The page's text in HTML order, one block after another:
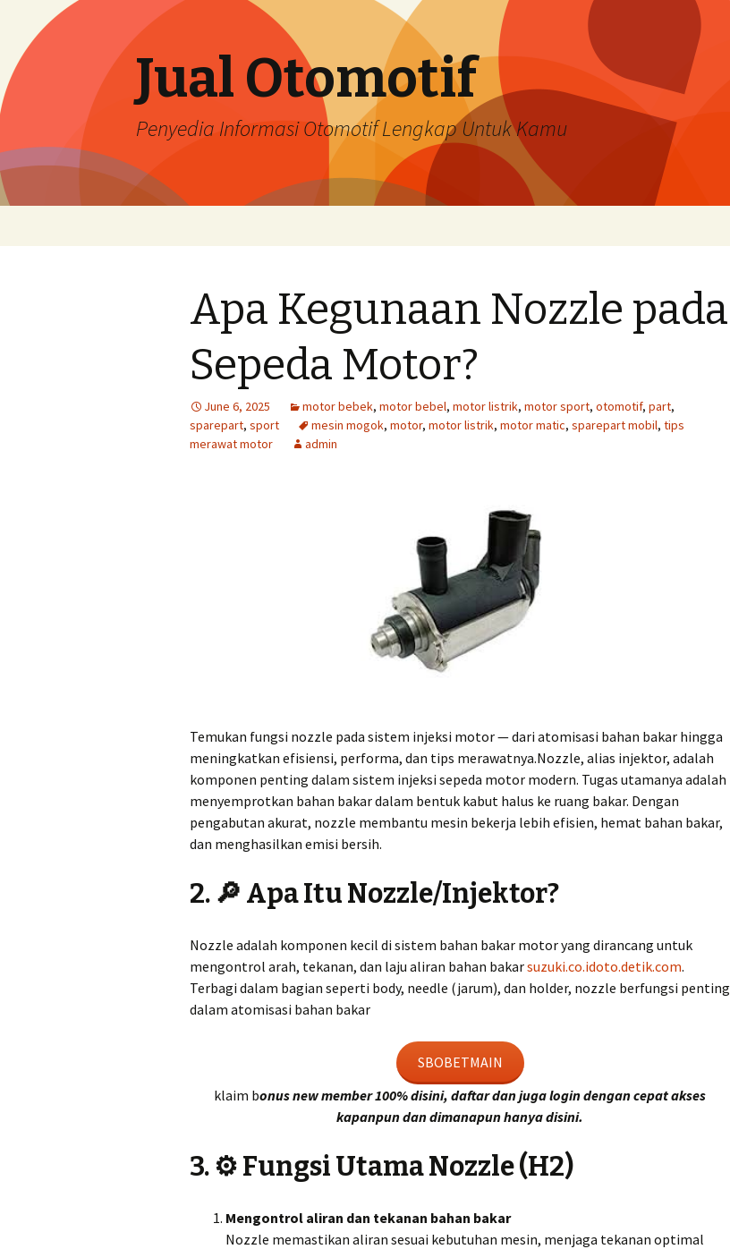
Jual Otomotif
Penyedia Informasi Otomotif Lengkap Untuk Kamu
Apa Kegunaan Nozzle pada
Sepeda Motor?
June 6, 2025 motor bebek, motor bebel, motor listrik, motor sport, otomotif, part,
sparepart, sport mesin mogok, motor, motor listrik, motor matic, sparepart mobil, tips
merawat motor
admin
Temukan fungsi nozzle pada sistem injeksi motor — dari atomisasi bahan bakar hingga
meningkatkan efisiensi, performa, dan tips merawatnya.Nozzle, alias injektor, adalah
komponen penting dalam sistem injeksi sepeda motor modern. Tugas utamanya adalah
menyemprotkan bahan bakar dalam bentuk kabut halus ke ruang bakar. Dengan
pengabutan akurat, nozzle membantu mesin bekerja lebih efisien, hemat bahan bakar,
dan menghasilkan emisi bersih.
2. 🔎 Apa Itu Nozzle/Injektor?
Nozzle adalah komponen kecil di sistem bahan bakar motor yang dirancang untuk
mengontrol arah, tekanan, dan laju aliran bahan bakarsuzuki.co.idoto.detik.com.
Terbagi dalam bagian seperti body, needle (jarum), dan holder, nozzle berfungsi penting
dalam atomisasi bahan bakar
SBOBETMAIN
klaim bonus new member 100% disini, daftar dan juga login dengan cepat akses
kapanpun dan dimanapun hanya disini.
3. ⚙️ Fungsi Utama Nozzle (H2)
Mengontrol aliran dan tekanan bahan bakar
Nozzle memastikan aliran sesuai kebutuhan mesin, menjaga tekanan optimal